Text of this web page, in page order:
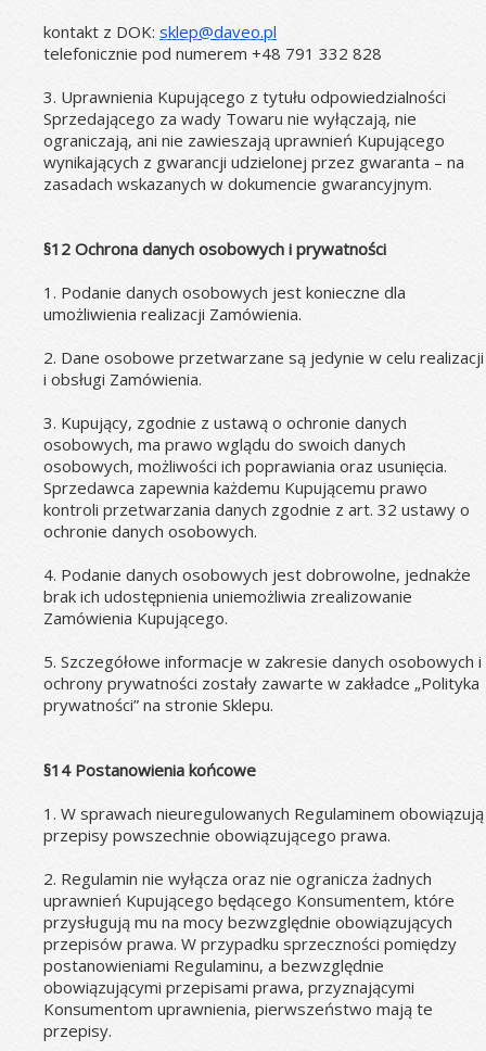
kontakt z DOK: sklep@daveo.pl
telefonicznie pod numerem +48 791 332 828
3. Uprawnienia Kupującego z tytułu odpowiedzialności
Sprzedającego za wady Towaru nie wyłączają, nie
ograniczają, ani nie zawieszają uprawnień Kupującego
wynikających z gwarancji udzielonej przez gwaranta – na
zasadach wskazanych w dokumencie gwarancyjnym.
§12 Ochrona danych osobowych i prywatności
1. Podanie danych osobowych jest konieczne dla
umożliwienia realizacji Zamówienia.
2. Dane osobowe przetwarzane są jedynie w celu realizacji
i obsługi Zamówienia.
3. Kupujący, zgodnie z ustawą o ochronie danych
osobowych, ma prawo wglądu do swoich danych
osobowych, możliwości ich poprawiania oraz usunięcia.
Sprzedawca zapewnia każdemu Kupującemu prawo
kontroli przetwarzania danych zgodnie z art. 32 ustawy o
ochronie danych osobowych.
4. Podanie danych osobowych jest dobrowolne, jednakże
brak ich udostępnienia uniemożliwia zrealizowanie
Zamówienia Kupującego.
5. Szczegółowe informacje w zakresie danych osobowych i
ochrony prywatności zostały zawarte w zakładce „Polityka
prywatności” na stronie Sklepu.
§14 Postanowienia końcowe
1. W sprawach nieuregulowanych Regulaminem obowiązują
przepisy powszechnie obowiązującego prawa.
2. Regulamin nie wyłącza oraz nie ogranicza żadnych
uprawnień Kupującego będącego Konsumentem, które
przysługują mu na mocy bezwzględnie obowiązujących
przepisów prawa. W przypadku sprzeczności pomiędzy
postanowieniami Regulaminu, a bezwzględnie
obowiązującymi przepisami prawa, przyznającymi
Konsumentom uprawnienia, pierwszeństwo mają te
przepisy.